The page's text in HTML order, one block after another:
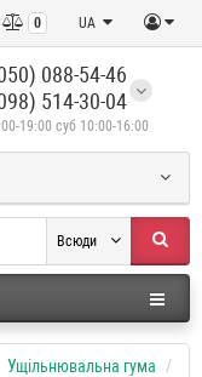
UA
0
088-54-46
514-30-04
19:00 суб 10:00-16:00
Всюди
Ущільнювальна гума